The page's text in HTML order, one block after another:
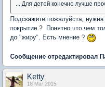
... Для детей конечно лучше
Подскажите пожалуйста,
покрытие ? Понятно что чем
до "жиру". Есть мнение ?
Сообщение отредактировал
Ketty
18 Mar 2015